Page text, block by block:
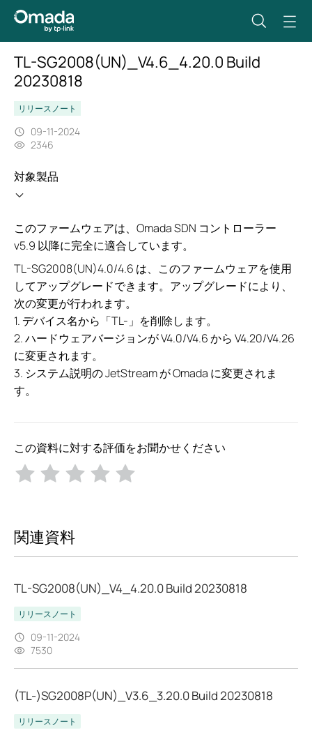
TL-SG2008(UN)_V4.6_4.20.0 Build
20230818
リリースノート
09-11-2024
2346
対象製品
このファームウェアは、Omada SDN コントローラー
v5.9 以降に完全に適合しています。
TL-SG2008(UN)4.0/4.6 は、このファームウェアを使用
してアップグレードできます。アップグレードにより、
次の変更が行われます。
1. デバイス名から「TL-」を削除します。
2. ハードウェアバージョンが V4.0/V4.6 から V4.20/V4.26
に変更されます。
3. システム説明の JetStream が Omada に変更されま
す。
この資料に対する評価をお聞かせください
関連資料
TL-SG2008(UN)_V4_4.20.0 Build 20230818
リリースノート
09-11-2024
7530
(TL-)SG2008P(UN)_V3.6_3.20.0 Build 20230818
リリースノート